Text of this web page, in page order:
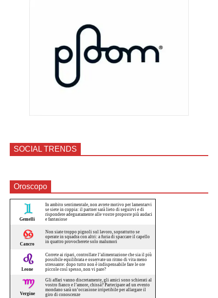
SOCIAL TRENDS
Oroscopo